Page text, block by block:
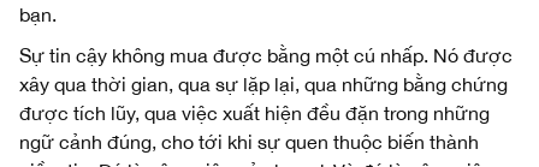
bạn.
Sự tin cậy không mua được bằng một cú nhấp. Nó được
xây qua thời gian, qua sự lặp lại, qua những bằng chứng
được tích lũy, qua việc xuất hiện đều đặn trong những
ngữ cảnh đúng, cho tới khi sự quen thuộc biến thành